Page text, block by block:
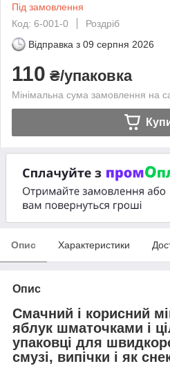
Під замовлення
Код: 6-001-0
Роздріб
Відправка з 09 серпня 2026
110 ₴/упаковка
Мінімальна сума замовлення на
Опис Характеристики
Опис
Смачний і корисний
яблук шматочками і
упаковці для
смузі, випічки і як